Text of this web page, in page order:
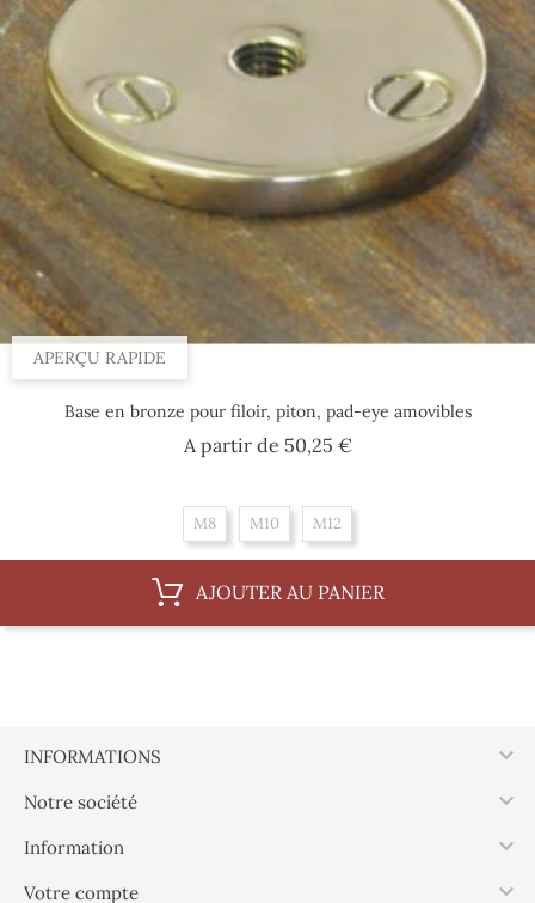
APERÇU RAPIDE
Base en bronze pour filoir, piton, pad-eye amovibles
A partir de 50,25 €Prix
M8 M10 M12
AJOUTER AU PANIER
INFORMATIONS 
Notre société 
Information 
Votre compte 